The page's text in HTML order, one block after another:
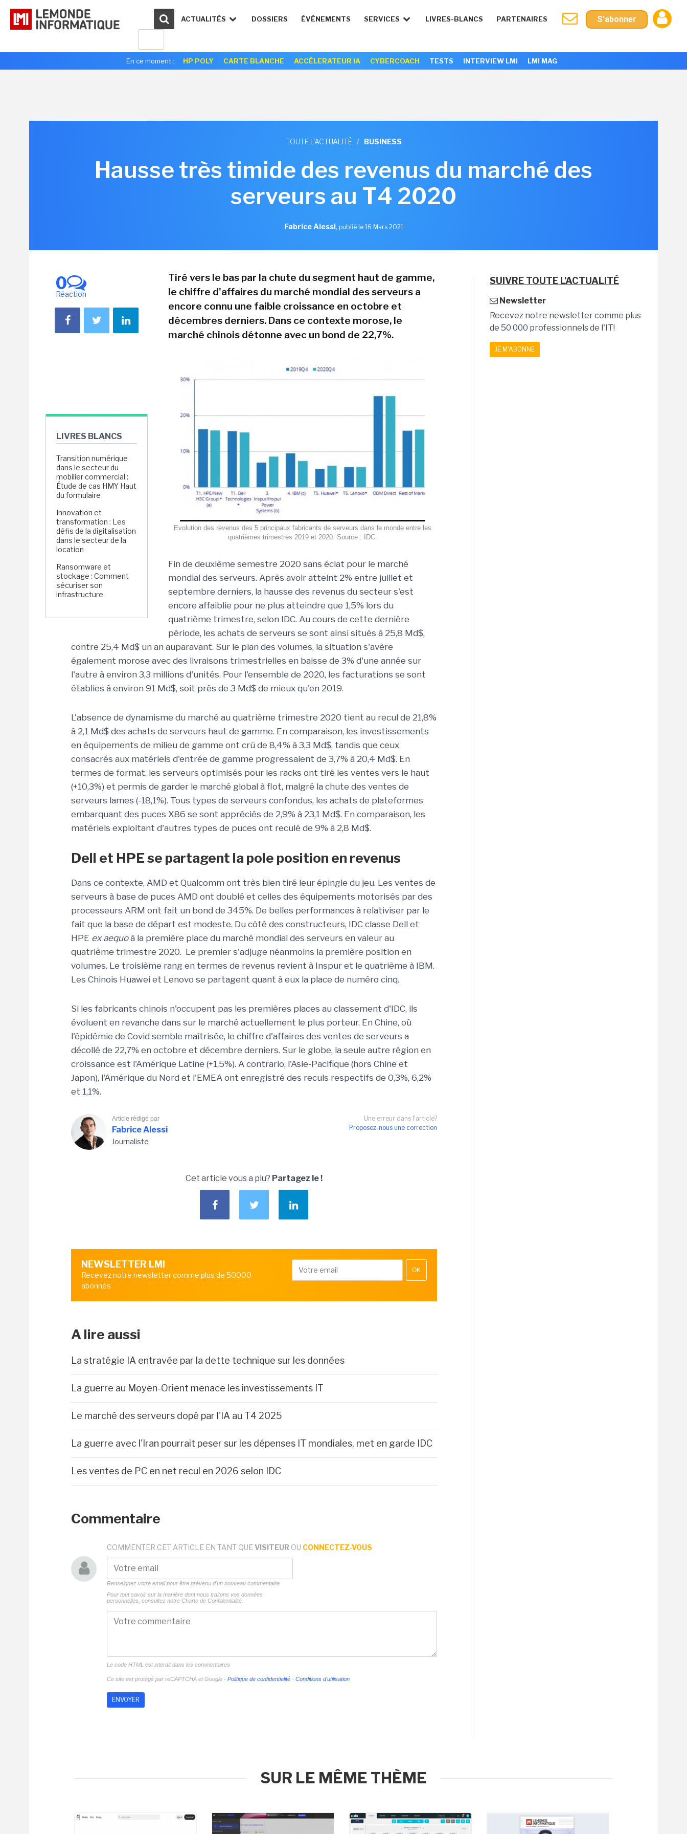
ACTUALITÉS DOSSIERS ÉVÉNEMENTS SERVICES LIVRES-BLANCS PARTENAIRES S'abonner
En ce moment : HP POLY CARTE BLANCHE ACCÉLERATEUR IA CYBERCOACH TESTS INTERVIEW LMI LMI MAG
TOUTE L'ACTUALITÉ / BUSINESS
Hausse très timide des revenus du marché des
serveurs au T4 2020
Fabrice Alessi, publié le 16 Mars 2021
0
Réaction
LIVRES BLANCS
Transition numérique
dans le secteur du
mobilier commercial :
Étude de cas HMY Haut
du formulaire
Innovation et
transformation : Les
défis de la digitalisation
dans le secteur de la
location
Ransomware et
stockage : Comment
sécuriser son
infrastructure
Tiré vers le bas par la chute du segment haut de gamme,
le chiffre d'affaires du marché mondial des serveurs a
encore connu une faible croissance en octobre et
décembres derniers. Dans ce contexte morose, le
marché chinois détonne avec un bond de 22,7%.
Evolution des revenus des 5 principaux fabricants de serveurs dans le monde entre les
quatrièmes trimestres 2019 et 2020. Source : IDC.
Fin de deuxième semestre 2020 sans éclat pour le marché
mondial des serveurs. Après avoir atteint 2% entre juillet et
septembre derniers, la hausse des revenus du secteur s'est
encore affaiblie pour ne plus atteindre que 1,5% lors du
quatrième trimestre, selon IDC. Au cours de cette dernière
période, les achats de serveurs se sont ainsi situés à 25,8 Md$,
contre 25,4 Md$ un an auparavant. Sur le plan des volumes, la situation s'avère
également morose avec des livraisons trimestrielles en baisse de 3% d'une année sur
l'autre à environ 3,3 millions d'unités. Pour l'ensemble de 2020, les facturations se sont
établies à environ 91 Md$, soit près de 3 Md$ de mieux qu'en 2019.
L'absence de dynamisme du marché au quatrième trimestre 2020 tient au recul de 21,8%
à 2,1 Md$ des achats de serveurs haut de gamme. En comparaison, les investissements
en équipements de milieu de gamme ont crû de 8,4% à 3,3 Md$, tandis que ceux
consacrés aux matériels d'entrée de gamme progressaient de 3,7% à 20,4 Md$. En
termes de format, les serveurs optimisés pour les racks ont tiré les ventes vers le haut
(+10,3%) et permis de garder le marché global à flot, malgré la chute des ventes de
serveurs lames (-18,1%). Tous types de serveurs confondus, les achats de plateformes
embarquant des puces X86 se sont appréciés de 2,9% à 23,1 Md$. En comparaison, les
matériels exploitant d'autres types de puces ont reculé de 9% à 2,8 Md$.
Dell et HPE se partagent la pole position en revenus
Dans ce contexte, AMD et Qualcomm ont très bien tiré leur épingle du jeu. Les ventes de
serveurs à base de puces AMD ont doublé et celles des équipements motorisés par des
processeurs ARM ont fait un bond de 345%. De belles performances à relativiser par le
fait que la base de départ est modeste. Du côté des constructeurs, IDC classe Dell et
HPE ex aequoà la première place du marché mondial des serveurs en valeur au
quatrième trimestre 2020. Le premier s'adjuge néanmoins la première position en
volumes. Le troisième rang en termes de revenus revient à Inspur et le quatrième à IBM.
Les Chinois Huawei et Lenovo se partagent quant à eux la place de numéro cinq.
Si les fabricants chinois n'occupent pas les premières places au classement d'IDC, ils
évoluent en revanche dans sur le marché actuellement le plus porteur. En Chine, où
l'épidémie de Covid semble maîtrisée, le chiffre d'affaires des ventes de serveurs a
décollé de 22,7% en octobre et décembre derniers. Sur le globe, la seule autre région en
croissance est l'Amérique Latine (+1,5%). A contrario, l'Asie-Pacifique (hors Chine et
Japon), l'Amérique du Nord et l'EMEA ont enregistré des reculs respectifs de 0,3%, 6,2%
et 1,1%.
Une erreur dans l'article?
Proposez-nous une correction
Article rédigé par
Fabrice Alessi
Journaliste
Cet article vous a plu? Partagez le !
NEWSLETTER LMI
Recevez notre newsletter comme plus de 50000
abonnés
OK
A lire aussi
La stratégie IA entravée par la dette technique sur les données
La guerre au Moyen-Orient menace les investissements IT
Le marché des serveurs dopé par l'IA au T4 2025
La guerre avec l'Iran pourrait peser sur les dépenses IT mondiales, met en garde IDC
Les ventes de PC en net recul en 2026 selon IDC
Commentaire
COMMENTER CET ARTICLE EN TANT QUE VISITEUR OU CONNECTEZ-VOUS
Renseignez votre email pour être prévenu d'un nouveau commentaire
Pour tout savoir sur la manière dont nous traitons vos données
personnelles, consultez notre Charte de Confidentialité.
Le code HTML est interdit dans les commentaires
Ce site est protégé par reCAPTCHA et Google - Politique de confidentialité - Conditions d'utilisation
SUIVRE TOUTE L'ACTUALITÉ
Newsletter
Recevez notre newsletter comme plus
de 50 000 professionnels de l'IT!
JE M'ABONNE
SUR LE MÊME THÈME